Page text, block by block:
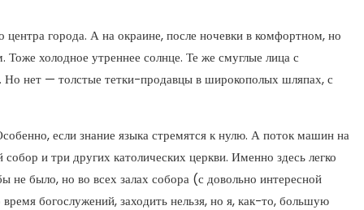
города. А на окраине, после ночевки в комфортном, но
холодное утреннее солнце. Те же смуглые лица с
Но нет — толстые тетки-продавцы в широкополых шляпах, с
если знание языка стремятся к нулю. А поток машин на
и три других католических церкви. Именно здесь легко
не было, но во всех залах собора (с довольно интересной
богослужений, заходить нельзя, но я, как-то, большую